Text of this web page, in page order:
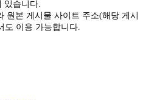
있습니다.
원본 게시물 사이트 주소(해당 게시
도 이용 가능합니다.